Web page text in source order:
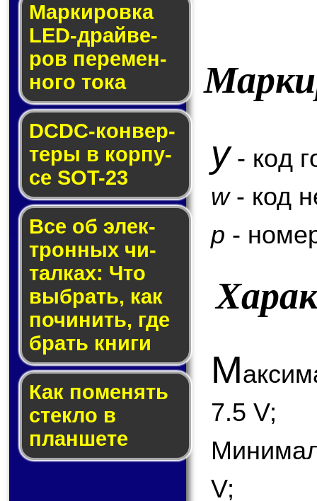
Маркировка
LED-драй­ве­
ров пе­ре­мен­
но­го то­ка
DCDC-кон­вер­
те­ры в кор­пу­
се SOT-23
Все об элек­
трон­ных чи­
тал­ках: Что
выб­рать, как
по­чи­нить, где
брать кни­ги
Как по­ме­нять
стек­ло в
планшете
y- код
w- код
p -
М
7.5 V;
V;